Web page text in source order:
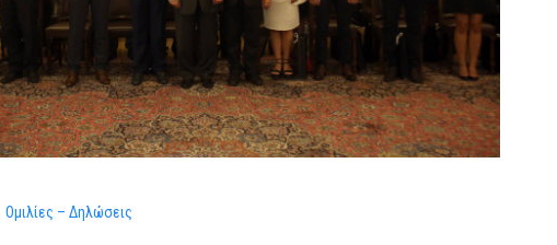
Ομιλίες – Δηλώσεις